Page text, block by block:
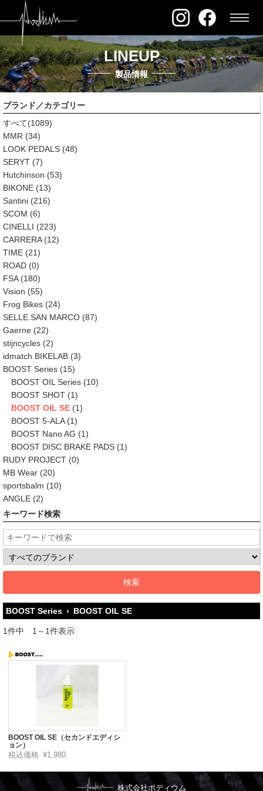
LINEUP
製品情報
ブランド／カテゴリー
すべて(1089)
MMR (34)
LOOK PEDALS (48)
SERYT (7)
Hutchinson (53)
BIKONE (13)
Santini (216)
SCOM (6)
CINELLI (223)
CARRERA(12)
TIME (21)
ROAD (0)
FSA(180)
Vision (55)
Frog Bikes (24)
SELLE SAN MARCO (87)
Gaerne (22)
stijncycles (2)
idmatch BIKELAB (3)
BOOST Series (15)
BOOST OIL Series (10)
BOOST SHOT (1)
BOOST OIL SE (1)
BOOST 5-ALA(1)
BOOST Nano AG (1)
BOOST DISC BRAKE PADS (1)
RUDY PROJECT (0)
MB Wear (20)
sportsbalm (10)
ANGLE (2)
キーワード検索
BOOST Series › BOOST OIL SE
1件中 1～1件表示
BOOST OIL SE（セカンドエディシ
ョン）
税込価格 ¥1,980
株式会社ポディウム